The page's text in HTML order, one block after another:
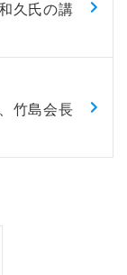
久氏の講
竹島会長